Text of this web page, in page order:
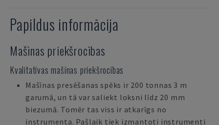
Papildus informācija
Mašīnas priekšrocības
Kvalitatīvas mašīnas priekšrocības
Mašīnas presēšanas spēks ir 200 tonnas 3 m
garumā, un tā var saliekt loksni līdz 20 mm
biezumā. Tomēr tas viss ir atkarīgs no
instrumenta. Pašlaik tiek izmantoti instrumenti